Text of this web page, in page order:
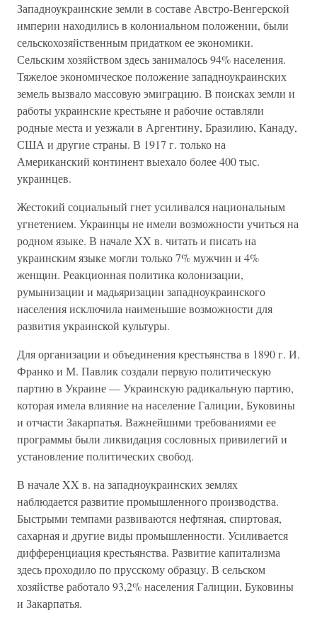
Западноукраинские земли в составе Австро-Венгерской
империи находились в колониальном положении, были
сельскохозяйственным придатком ее экономики.
Сельским хозяйством здесь занималось 94% населения.
Тяжелое экономическое положение западноукраинских
земель вызвало массовую эмиграцию. В поисках земли и
работы украинские крестьяне и рабочие оставляли
родные места и уезжали в Аргентину, Бразилию, Канаду,
США и другие страны. В 1917 г. только на
Американский континент выехало более 400 тыс.
украинцев.
Жестокий социальный гнет усиливался национальным
угнетением. Украинцы не имели возможности учиться на
родном языке. В начале XX в. читать и писать на
украинским языке могли только 7% мужчин и 4%
женщин. Реакционная политика колонизации,
румынизации и мадьяризации западноукраинского
населения исключила наименьшие возможности для
развития украинской культуры.
Для организации и объединения крестьянства в 1890 г. И.
Франко и М. Павлик создали первую политическую
партию в Украине — Украинскую радикальную партию,
которая имела влияние на население Галиции, Буковины
и отчасти Закарпатья. Важнейшими требованиями ее
программы были ликвидация сословных привилегий и
установление политических свобод.
В начале XX в. на западноукраинских землях
наблюдается развитие промышленного производства.
Быстрыми темпами развиваются нефтяная, спиртовая,
сахарная и другие виды промышленности. Усиливается
дифференциация крестьянства. Развитие капитализма
здесь проходило по прусскому образцу. В сельском
хозяйстве работало 93,2% населения Галиции, Буковины
и Закарпатья.